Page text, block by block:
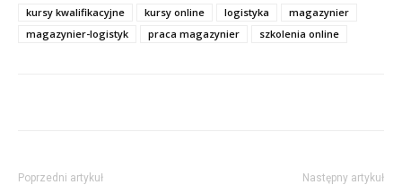
kursy kwalifikacyjne
kursy online logistyka
magazynier
magazynier-logistyk
praca magazynier szkolenia online
Poprzedni artykuł Następny artykuł